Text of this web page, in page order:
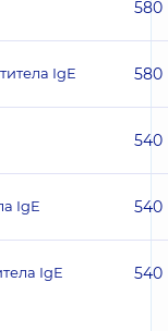
580
IgE 580
540
IgE 540
IgE 540